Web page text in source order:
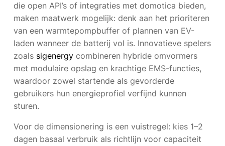
die open API’s of integraties met domotica bieden,
maken maatwerk mogelijk: denk aan het prioriteren
van een warmtepompbuffer of plannen van EV-
laden wanneer de batterij vol is. Innovatieve spelers
zoals sigenergy combineren hybride omvormers
met modulaire opslag en krachtige EMS-functies,
waardoor zowel startende als gevorderde
gebruikers hun energieprofiel verfijnd kunnen
sturen.
Voor de dimensionering is een vuistregel: kies 1–2
dagen basaal verbruik als richtlijn voor capaciteit